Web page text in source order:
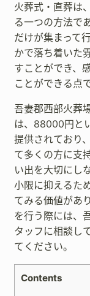
火葬式・直葬は
る一つの方法で
だけが集まって
かで落ち着いた
すことができ、
ことができる点
吾妻郡西部火葬
は、88000円と
提供されており
て多くの方に支
い出を大切にし
小限に抑えるた
てみる価値があ
を行う際には、
タッフに相談し
てください。
Contents